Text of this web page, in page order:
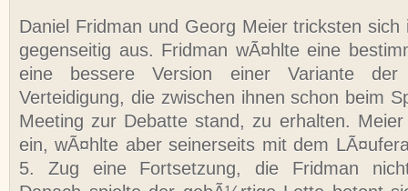
Daniel Fridman und Georg Meier tricksten sich
gegenseitig aus. Fridman wÃ¤hlte eine
eine bessere Version einer Variante der
Verteidigung, die zwischen ihnen schon beim
Meeting zur Debatte stand, zu erhalten.
ein, wÃ¤hlte aber seinerseits mit dem
5. Zug eine Fortsetzung, die Fridman